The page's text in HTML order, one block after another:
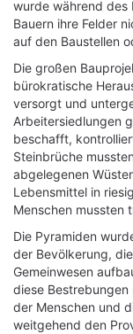
wurde während des
Bauern ihre Felder
auf den Baustellen
Die großen
bürokratische
versorgt und
Arbeitersiedlungen
beschafft,
Steinbrüche
abgelegenen
Lebensmittel in
Menschen mussten
Die Pyramiden
der Bevölkerung,
Gemeinwesen
diese
der Menschen und
weitgehend den